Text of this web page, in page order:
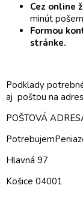
Cez online
minút
Formou
stránke.
Podklady
aj poštou na
POŠTOVÁ
Hlavná 97
Košice 04001